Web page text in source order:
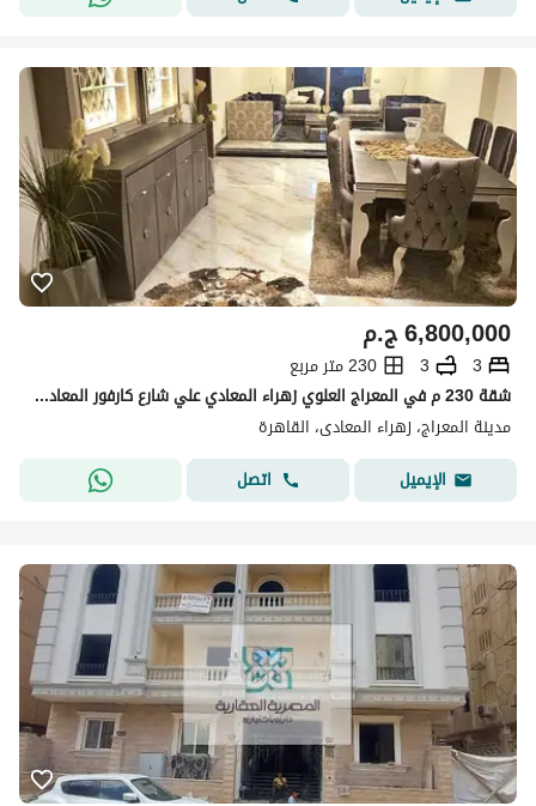
ج.م6,800,000
3
3
230 متر مربع
شقة 230 م في المعراج العلوي زهراء المعادي علي شارع كارفور المعادي الرئيسي
مدينة المعراج، زهراء المعادى، القاهرة
الإيميل
اتصل